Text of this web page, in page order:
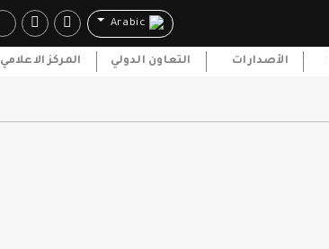
Arabic
الأصدارات التعاون الدولي المركز الاعلامي